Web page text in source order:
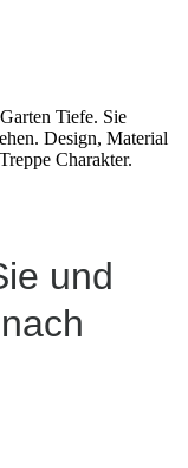
Tiefe. Sie
Design, Material
Charakter.
und